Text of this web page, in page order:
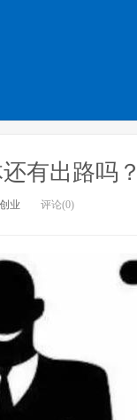
有出路吗？
创业 评论(0)